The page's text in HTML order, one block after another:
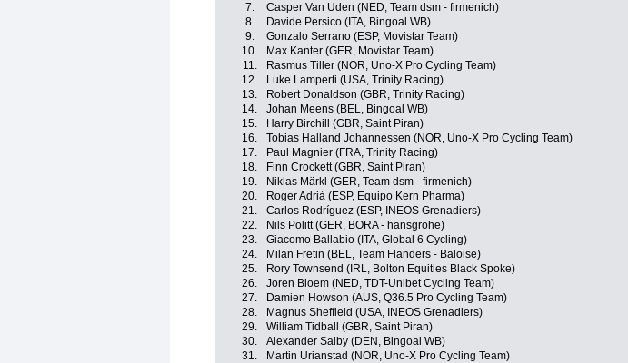
7.
Casper Van Uden (NED, Team dsm - firmenich)
8.
Davide Persico (ITA, Bingoal WB)
9.
Gonzalo Serrano (ESP, Movistar Team)
10.
Max Kanter (GER, Movistar Team)
11.
Rasmus Tiller (NOR, Uno-X Pro Cycling Team)
12.
Luke Lamperti (USA, Trinity Racing)
13.
Robert Donaldson (GBR, Trinity Racing)
14.
Johan Meens (BEL, Bingoal WB)
15.
Harry Birchill (GBR, Saint Piran)
16.
Tobias Halland Johannessen (NOR, Uno-X Pro Cycling Team)
17.
Paul Magnier (FRA, Trinity Racing)
18.
Finn Crockett (GBR, Saint Piran)
19.
Niklas Märkl (GER, Team dsm - firmenich)
20.
Roger Adrià (ESP, Equipo Kern Pharma)
21.
Carlos Rodríguez (ESP, INEOS Grenadiers)
22.
Nils Politt (GER, BORA - hansgrohe)
23.
Giacomo Ballabio (ITA, Global 6 Cycling)
24.
Milan Fretin (BEL, Team Flanders - Baloise)
25.
Rory Townsend (IRL, Bolton Equities Black Spoke)
26.
Joren Bloem (NED, TDT-Unibet Cycling Team)
27.
Damien Howson (AUS, Q36.5 Pro Cycling Team)
28.
Magnus Sheffield (USA, INEOS Grenadiers)
29.
William Tidball (GBR, Saint Piran)
30.
Alexander Salby (DEN, Bingoal WB)
31.
Martin Urianstad (NOR, Uno-X Pro Cycling Team)